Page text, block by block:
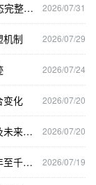
2026/07/31
基于环境DNA构建淡水生态系统多营养级生态完整性评价新框架
2026/07/29
机制
2026/07/24
2026/07/20
变化
2026/07/20
研究揭示巴尔喀什湖百年水量变化驱动机制及未来风险
2026/07/19
泛第三极典型湖泊多环芳烃沉积记录揭示百年至千年尺度人类活动历史